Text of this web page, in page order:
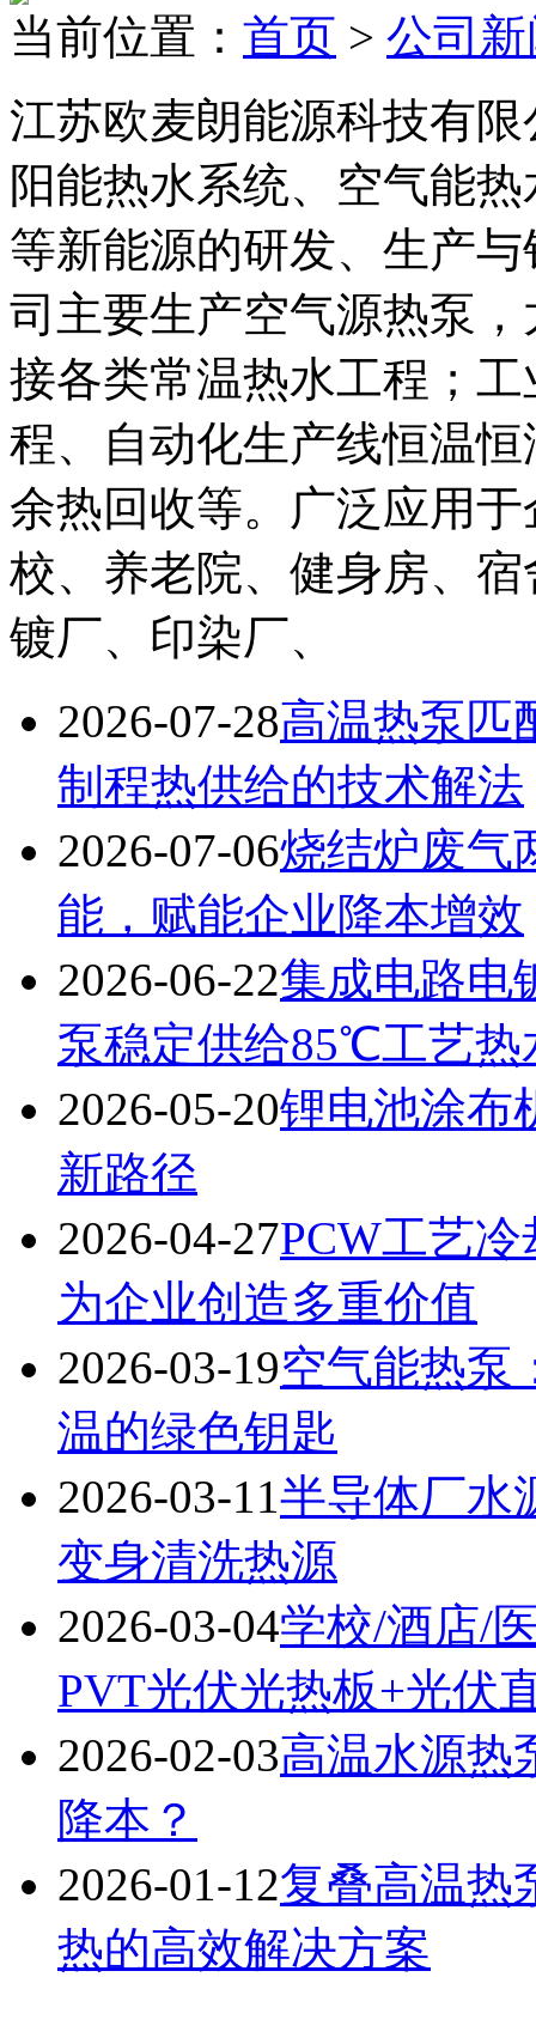
当前位置： 首页 > 公司
江苏欧麦朗能源科技有
阳能热水系统、空气能
等新能源的研发、生产
司主要生产空气源热泵
接各类常温热水工程；
程、自动化生产线恒温
余热回收等。广泛应用
校、养老院、健身房、
镀厂、印染厂、
2026-07-28高温热泵匹
制程热供给的技术解法
2026-07-06烧结炉废气
能，赋能企业降本增效
2026-06-22集成电路电
泵稳定供给85℃工艺热
2026-05-20锂电池涂布
新路径
2026-04-27PCW工艺
为企业创造多重价值
2026-03-19空气能热泵
温的绿色钥匙
2026-03-11半导体厂水
变身清洗热源
2026-03-04学校/酒店/
PVT光伏光热板+光伏
2026-02-03高温水源热
降本？
2026-01-12复叠高温热
热的高效解决方案